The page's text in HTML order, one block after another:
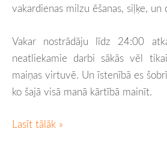
vakardienas milzu ēšanas, siļķe,
Vakar nostrādāju līdz 24:00
neatliekamie darbi sākās vēl
maiņas virtuvē. Un īstenībā es
ko šajā visā manā kārtībā mainīt.
Lasīt tālāk »